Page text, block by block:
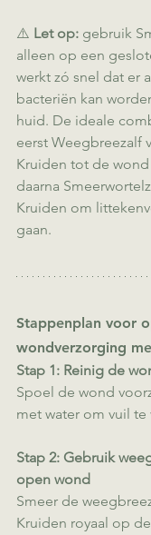
⚠️ Let op: gebruik
alleen op een
werkt zó snel dat er
bacteriën kan
huid. De ideale
eerst Weegbreezalf
Kruiden tot de
daarna
Kruiden om
gaan.
Stappenplan voor
wondverzorging
Stap 1: Reinig de
Spoel de wond
met water om vuil te
Stap 2: Gebruik
open wond
Smeer de
Kruiden royaal op